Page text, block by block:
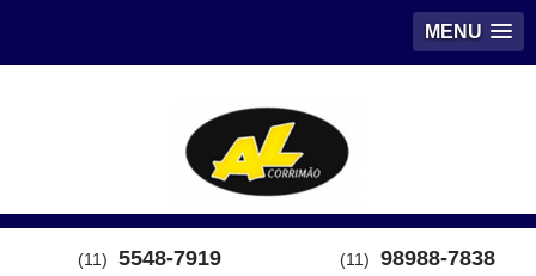
MENU
(11) 5548-7919 (11) 98988-7838